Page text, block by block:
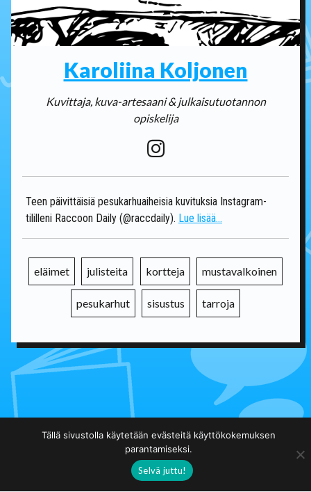
Karoliina Koljonen
Kuvittaja, kuva-artesaani & julkaisutuotannon
opiskelija
Teen päivittäisiä pesukarhuaiheisia kuvituksia Instagram-
tililleni Raccoon Daily (@raccdaily). Lue lisää...
eläimet julisteita kortteja mustavalkoinen
pesukarhut sisustus tarroja
Takaisin päälistalle
Taidekuja.fi
Tällä sivustolla käytetään evästeitä käyttökokemuksen
parantamiseksi.
Selvä juttu!